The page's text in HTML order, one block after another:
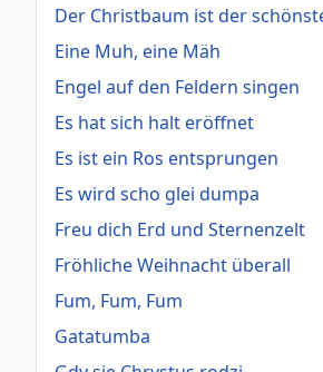
Der Christbaum ist der
Eine Muh, eine Mäh
Engel auf den Feldern singen
Es hat sich halt eröffnet
Es ist ein Ros entsprungen
Es wird scho glei dumpa
Freu dich Erd und Sternenzelt
Fröhliche Weihnacht überall
Fum, Fum, Fum
Gatatumba